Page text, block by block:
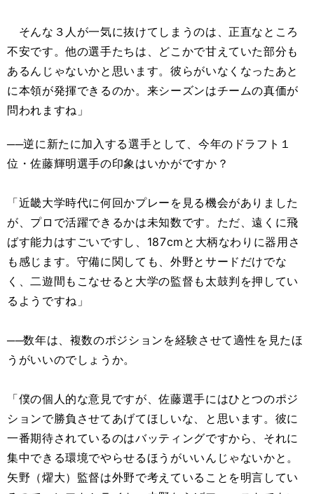
そんな３人が一気に抜けてしまうのは、正直なところ
不安です。他の選手たちは、どこかで甘えていた部分も
あるんじゃないかと思います。彼らがいなくなったあと
に本領が発揮できるのか。来シーズンはチームの真価が
問われますね」
──逆に新たに加入する選手として、今年のドラフト１
位・佐藤輝明選手の印象はいかがですか？
「近畿大学時代に何回かプレーを見る機会がありました
が、プロで活躍できるかは未知数です。ただ、遠くに飛
ばす能力はすごいですし、187cmと大柄なわりに器用さ
も感じます。守備に関しても、外野とサードだけでな
く、二遊間もこなせると大学の監督も太鼓判を押してい
るようですね」
──数年は、複数のポジションを経験させて適性を見たほ
うがいいのでしょうか。
「僕の個人的な意見ですが、佐藤選手にはひとつのポジ
ションで勝負させてあげてほしいな、と思います。彼に
一番期待されているのはバッティングですから、それに
集中できる環境でやらせるほうがいいんじゃないかと。
矢野（燿大）監督は外野で考えていることを明言してい